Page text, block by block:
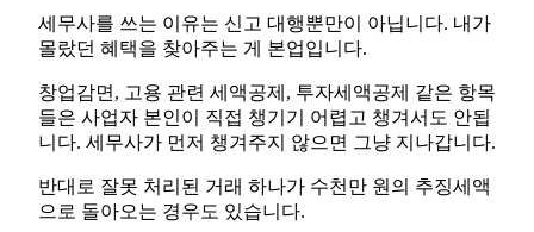
세무사를 쓰는 이유는 신고 대행뿐만이 아닙니다. 내가
몰랐던 혜택을 찾아주는 게 본업입니다.
창업감면, 고용 관련 세액공제, 투자세액공제 같은 항목
들은 사업자 본인이 직접 챙기기 어렵고 챙겨서도 안됩
니다. 세무사가 먼저 챙겨주지 않으면 그냥 지나갑니다.
반대로 잘못 처리된 거래 하나가 수천만 원의 추징세액
으로 돌아오는 경우도 있습니다.